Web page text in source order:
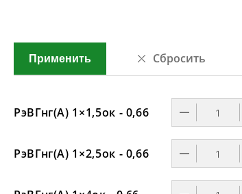
Применить Сбросить
РэВГнг(А) 1×1,5ок - 0,66
РэВГнг(А) 1×2,5ок - 0,66